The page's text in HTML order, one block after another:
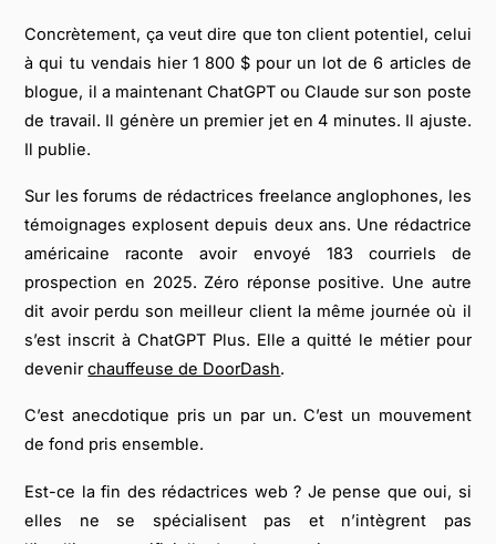
Concrètement, ça veut dire que ton client potentiel, celui
à qui tu vendais hier 1 800 $ pour un lot de 6 articles de
blogue, il a maintenant ChatGPT ou Claude sur son poste
de travail. Il génère un premier jet en 4 minutes. Il ajuste.
Il publie.
Sur les forums de rédactrices freelance anglophones, les
témoignages explosent depuis deux ans. Une rédactrice
américaine raconte avoir envoyé 183 courriels de
prospection en 2025. Zéro réponse positive. Une autre
dit avoir perdu son meilleur client la même journée où il
s’est inscrit à ChatGPT Plus. Elle a quitté le métier pour
devenirchauffeuse de DoorDash.
C’est anecdotique pris un par un. C’est un mouvement
de fond pris ensemble.
Est-ce la fin des rédactrices web ? Je pense que oui, si
elles ne se spécialisent pas et n’intègrent pas